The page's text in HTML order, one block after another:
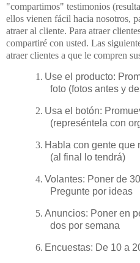
"compartimos" testimonios
ellos vienen fácil hacia nosotros,
atraer al cliente. Para atraer
compartiré con usted. Las
atraer clientes a que le compren
1. Use el producto:
foto (fotos antes y
2. Usa el botón:
(represéntela con
3. Habla con gente que
(al final lo tendrá)
4. Volantes: Poner de
Pregunte por ideas
5. Anuncios: Poner en
dos por semana
6. Encuestas: De 10 a